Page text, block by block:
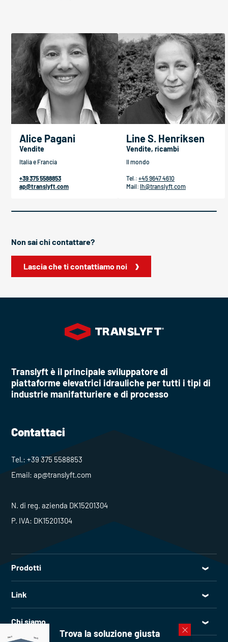
Alice Pagani
Vendite
Italia e Francia
+39 375 5588853
ap@translyft.com
Line S. Henriksen
Vendite, ricambi
Il mondo
Tel.: +45 9647 4610
Mail: lh@translyft.com
Non sai chi contattare?
Lascia che ti contattiamo noi
Translyft è il principale sviluppatore di
piattaforme elevatrici idrauliche per tutti i tipi di
industrie manifatturiere e di processo
Contattaci
Tel.: +39 375 5588853
Email: ap@translyft.com
N. di reg. azienda DK15201304
P. IVA: DK15201304
Prodotti
Montacarichi
Piattaforma di carico
Link
Chi siamo
Trova la soluzione giusta